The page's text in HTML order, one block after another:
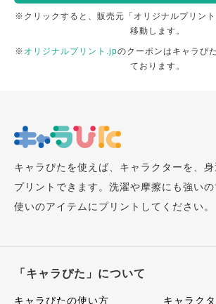
※クリックすると、販売元「オリジナルプリン
移動します。
※ オリジナルプリント.jpのクーポンはキャラぴ
ております。
キャラぴたを使えば、キャラクターを、
プリントできます。洗濯や摩擦にも強い
使いのアイテムにプリントしてください。
「キャラぴた」について
キャラぴたの使い方 キャラク